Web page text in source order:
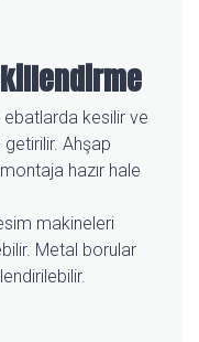
ebatlarda kesilir ve
Ahşap
hazır hale
makineleri
Metal borular